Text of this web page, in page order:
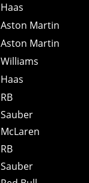
Haas
Aston Martin
Aston Martin
Williams
Haas
RB
Sauber
McLaren
RB
Sauber